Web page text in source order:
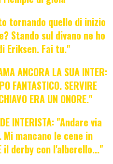
tornando quello di inizio
Stando sul divano ne ho
Eriksen. Fai tu."
ANCORA LA SUA INTER:
FANTASTICO. SERVIRE
ERA UN ONORE."
INTERISTA: "Andare via
mancano le cene in
il derby con l'alberello..."